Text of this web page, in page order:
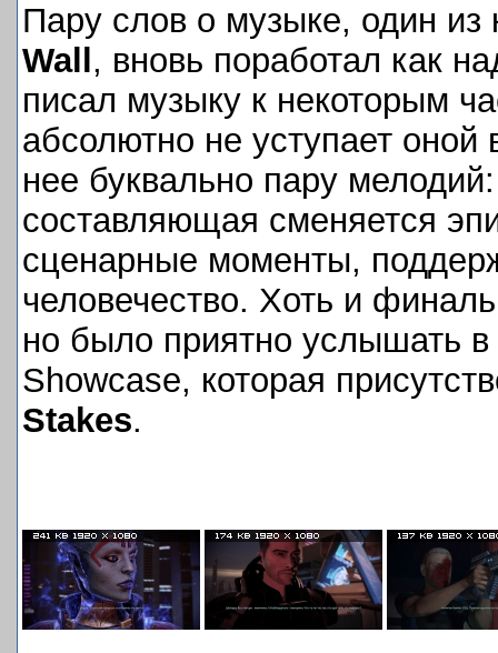
Пару слов о музыке, один из
Wall , вновь поработал как
писал музыку к некоторым
абсолютно не уступает
нее буквально пару
составляющая сменяется
сценарные моменты,
человечество. Хоть и
но было приятно услышать
Showcase, которая
Stakes.